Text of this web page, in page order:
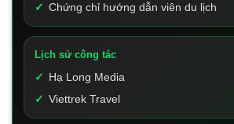
Chứng chỉ hướng dẫn viên du lịch
Lịch sử công tác
Hạ Long Media
Viettrek Travel